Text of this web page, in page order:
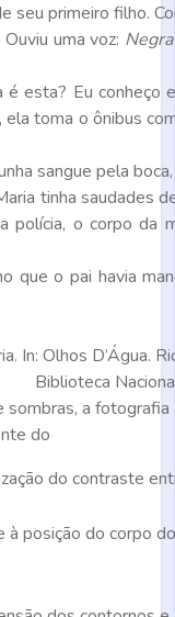
seu primeiro filho.
uma voz:
esta? Eu conheço
toma o ônibus
sangue pela
tinha saudades
polícia, o corpo da
o pai havia
In: Olhos D’Água.
Biblioteca
a
do
do contraste
à posição do corpo